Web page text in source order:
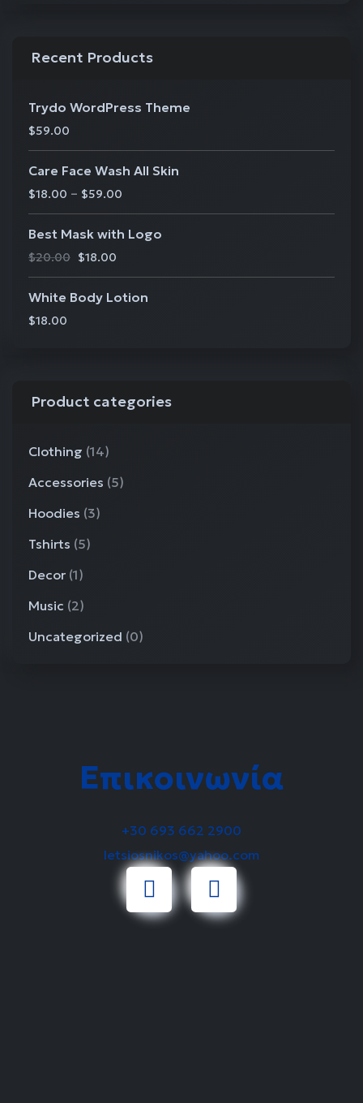
Recent Products
Trydo WordPress Theme
$59.00
Care Face Wash All Skin
$18.00 – $59.00
Best Mask with Logo
$20.00 $18.00
White Body Lotion
$18.00
Product categories
Clothing (14)
Accessories (5)
Hoodies (3)
Tshirts (5)
Decor (1)
Music (2)
Uncategorized (0)
Επικοινωνία
+30 693 662 2900
letsiosnikos@yahoo.com